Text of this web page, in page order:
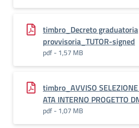
timbro_Decreto graduatoria
provvisoria_TUTOR-signed
pdf - 1,57 MB
timbro_AVVISO
ATA INTERNO PROGETTO
pdf - 1,07 MB